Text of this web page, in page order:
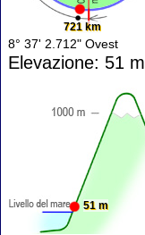
721 km
8° 37' 2.712" Ovest
Elevazione: 51 m
51 m